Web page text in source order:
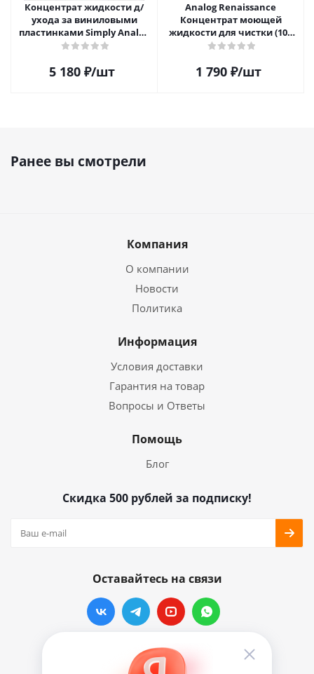
Концентрат жидкости д/
ухода за виниловыми
пластинками Simply Analog
200мл
5 180₽/шт
Analog Renaissance
Концентрат моющей
жидкости для чистки (100
мл)
1 790₽/шт
Ранее вы смотрели
Компания
О компании
Новости
Политика
Информация
Условия доставки
Гарантия на товар
Вопросы и Ответы
Помощь
Блог
Скидка 500 рублей за подписку!
Оставайтесь на связи
Наши контакты